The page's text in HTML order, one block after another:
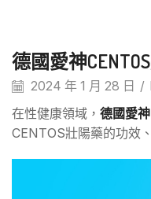
德國愛神
2024 年 1 月 28 日 /
在性健康領域， 德國愛
CENTOS壯陽藥的功效